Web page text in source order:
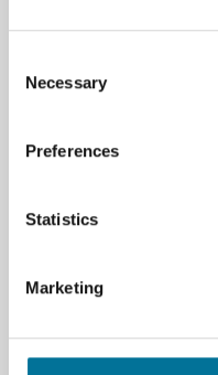
Selection
Necessary
Preferences
Statistics
Marketing